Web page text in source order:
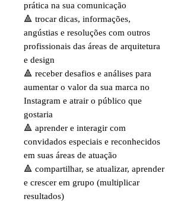
prática na sua comunicação
🔺 trocar dicas, informações,
angústias e resoluções com outros
profissionais das áreas de arquitetura
e design
🔺 receber desafios e análises para
aumentar o valor da sua marca no
Instagram e atrair o público que
gostaria
🔺 aprender e interagir com
convidados especiais e reconhecidos
em suas áreas de atuação
🔺 compartilhar, se atualizar, aprender
e crescer em grupo (multiplicar
resultados)